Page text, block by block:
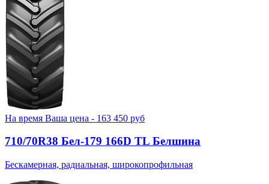
На время Ваша цена - 163 450 руб
710/70R38 Бел-179 166D TL Белшина
Бескамерная, радиальная, широкопрофильная